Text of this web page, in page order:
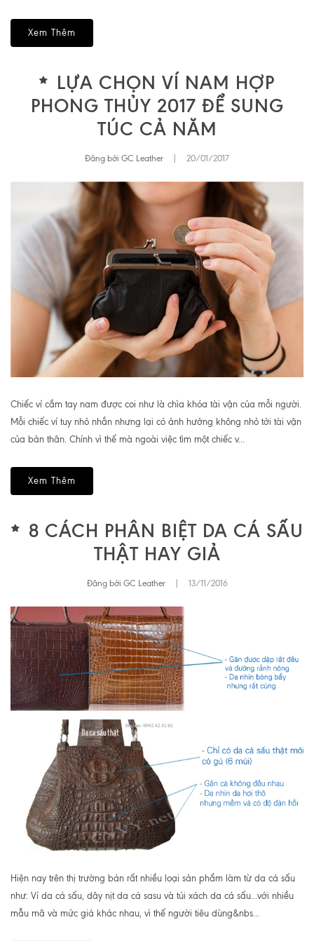
Xem Thêm
LỰA CHỌN VÍ NAM HỢP
PHONG THỦY 2017 ĐỂ SUNG
TÚC CẢ NĂM
Đăng bởi GC Leather 20/01/2017
Chiếc ví cầm tay nam được coi như là chìa khóa tài vận của mỗi người.
Mỗi chiếc ví tuy nhỏ nhắn nhưng lại có ảnh hưởng không nhỏ tới tài vận
của bản thân. Chính vì thế mà ngoài việc tìm một chiếc v...
Xem Thêm
8 CÁCH PHÂN BIỆT DA CÁ SẤU
THẬT HAY GIẢ
Đăng bởi GC Leather 13/11/2016
Hiện nay trên thị trường bán rất nhiều loại sản phẩm làm từ da cá sấu
như: Ví da cá sấu, dây nịt da cá sasu và túi xách da cá sấu...với nhiều
mẫu mã và mức giá khác nhau, vì thế người tiêu dùng&nbs...